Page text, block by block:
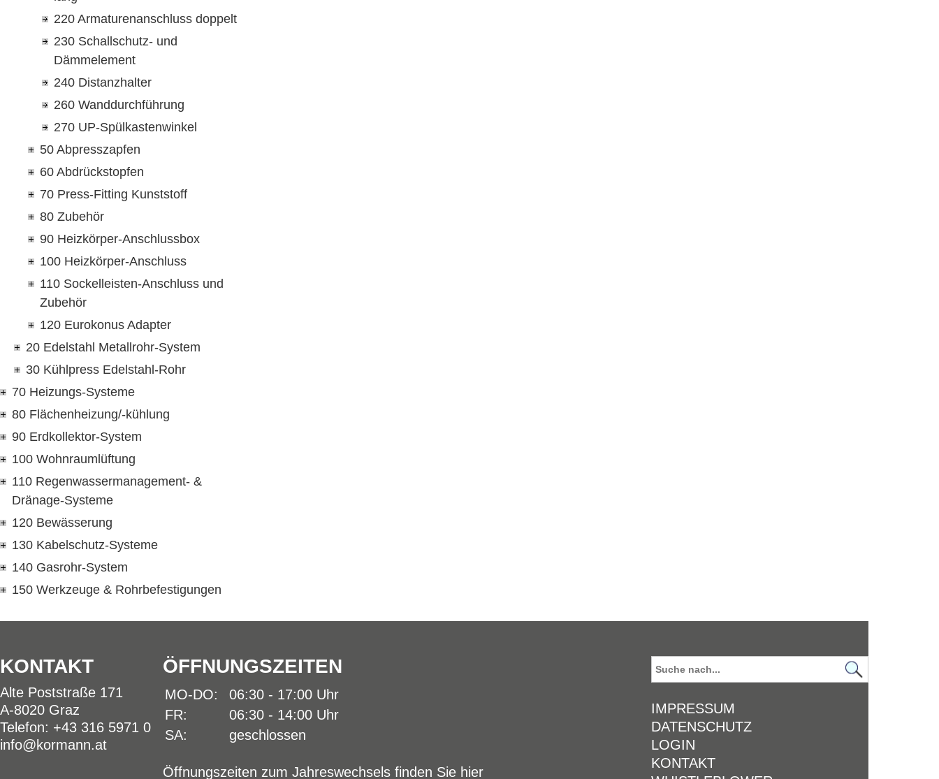
220 Armaturenanschluss doppelt
230 Schallschutz- und
Dämmelement
240 Distanzhalter
260 Wanddurchführung
270 UP-Spülkastenwinkel
50 Abpresszapfen
60 Abdrückstopfen
70 Press-Fitting Kunststoff
80 Zubehör
90 Heizkörper-Anschlussbox
100 Heizkörper-Anschluss
110 Sockelleisten-Anschluss und
Zubehör
120 Eurokonus Adapter
20 Edelstahl Metallrohr-System
30 Kühlpress Edelstahl-Rohr
70 Heizungs-Systeme
80 Flächenheizung/-kühlung
90 Erdkollektor-System
100 Wohnraumlüftung
110 Regenwassermanagement- &
Dränage-Systeme
120 Bewässerung
130 Kabelschutz-Systeme
140 Gasrohr-System
150 Werkzeuge & Rohrbefestigungen
KONTAKT
Alte Poststraße 171
A-8020 Graz
Telefon: +43 316 5971 0
info@kormann.at
ÖFFNUNGSZEITEN
MO-DO:
06:30 - 17:00 Uhr
FR:
06:30 - 14:00 Uhr
SA:
geschlossen
Öffnungszeiten zum Jahreswechsels finden Sie hier
IMPRESSUM
DATENSCHUTZ
LOGIN
KONTAKT